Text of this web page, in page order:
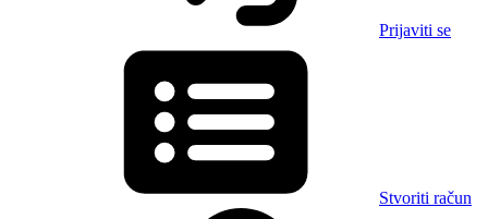
Prijaviti se
Stvoriti račun